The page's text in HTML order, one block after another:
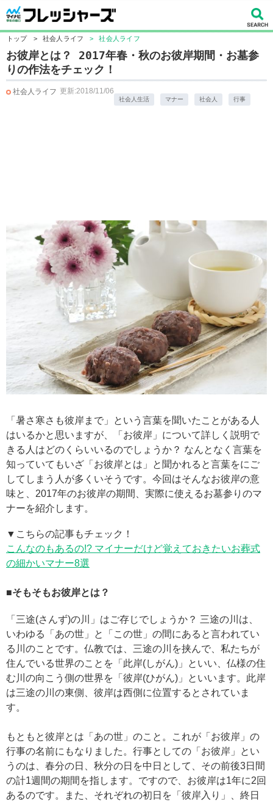
トップ > 社会人ライフ > 社会人ライフ
お彼岸とは？ 2017年春・秋のお彼岸期間・お墓参
りの作法をチェック！
社会人ライフ 更新:2018/11/06
社会人生活 マナー 社会人 行事
「暑さ寒さも彼岸まで」という言葉を聞いたことがある人
はいるかと思いますが、「お彼岸」について詳しく説明で
きる人はどのくらいいるのでしょうか？ なんとなく言葉を
知っていてもいざ「お彼岸とは」と聞かれると言葉をにご
してしまう人が多くいそうです。今回はそんなお彼岸の意
味と、2017年のお彼岸の期間、実際に使えるお墓参りのマ
ナーを紹介します。
▼こちらの記事もチェック！
こんなのもあるの!? マイナーだけど覚えておきたいお葬式
の細かいマナー8選
■そもそもお彼岸とは？
「三途(さんず)の川」はご存じでしょうか？ 三途の川は、
いわゆる「あの世」と「この世」の間にあると言われてい
る川のことです。仏教では、三途の川を挟んで、私たちが
住んでいる世界のことを「此岸(しがん)」といい、仏様の住
む川の向こう側の世界を「彼岸(ひがん)」といいます。此岸
は三途の川の東側、彼岸は西側に位置するとされていま
す。
もともと彼岸とは「あの世」のこと。これが「お彼岸」の
行事の名前にもなりました。行事としての「お彼岸」とい
うのは、春分の日、秋分の日を中日として、その前後3日間
の計1週間の期間を指します。ですので、お彼岸は1年に2回
あるのです。また、それぞれの初日を「彼岸入り」、終日